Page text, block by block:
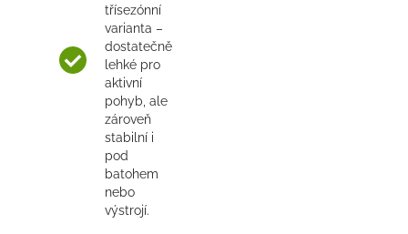
třísezónní
varianta –
dostatečně
lehké pro
aktivní
pohyb, ale
zároveň
stabilní i
pod
batohem
nebo
výstrojí.